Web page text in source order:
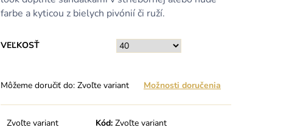
farbe a kyticou z bielych pivónií či ruží.
VEĽKOSŤ
Môžeme doručiť do: Zvoľte variant Možnosti doručenia
Zvoľte variant Kód: Zvoľte variant